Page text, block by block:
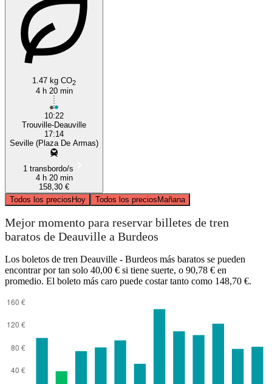
1.47 kg CO2
4 h 20 min
10:22
Trouville-Deauville
17:14
Seville (Plaza De Armas)
1 transbordo/s
4 h 20 min
158,30 €
Todos los preciosHoy Todos los preciosMañana
Mejor momento para reservar billetes de tren
baratos de Deauville a Burdeos
Los boletos de tren Deauville - Burdeos más baratos se pueden
encontrar por tan solo 40,00 € si tiene suerte, o 90,78 € en
promedio. El boleto más caro puede costar tanto como 148,70 €.